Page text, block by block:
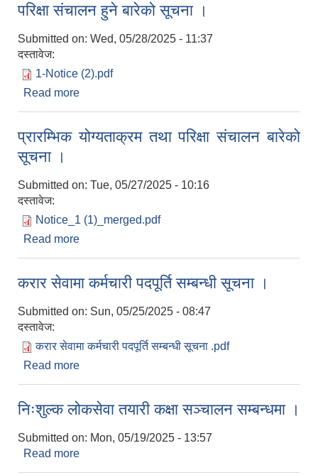
परिक्षा संचालन हुने बारेको सूचना ।
Submitted on: Wed, 05/28/2025 - 11:37
दस्तावेज:
1-Notice (2).pdf
Read more
प्रारम्भिक योग्यताक्रम तथा परिक्षा संचालन बारेको
सूचना ।
Submitted on: Tue, 05/27/2025 - 10:16
दस्तावेज:
Notice_1 (1)_merged.pdf
Read more
करार सेवामा कर्मचारी पदपूर्ति सम्बन्धी सूचना ।
Submitted on: Sun, 05/25/2025 - 08:47
दस्तावेज:
करार सेवामा कर्मचारी पदपूर्ति सम्बन्धी सूचना .pdf
Read more
निःशुल्क लोकसेवा तयारी कक्षा सञ्चालन सम्बन्धमा ।
Submitted on: Mon, 05/19/2025 - 13:57
Read more